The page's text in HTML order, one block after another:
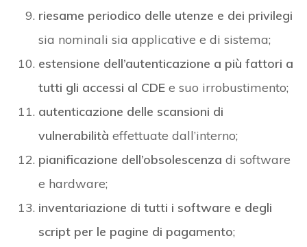
riesame periodico delle utenze e dei privilegi
sia nominali sia applicative e di sistema;
estensione dell’autenticazione a più fattori a
tutti gli accessi al CDE e suo irrobustimento;
autenticazione delle scansioni di
vulnerabilità effettuate dall’interno;
pianificazione dell’obsolescenza di software
e hardware;
inventariazione di tutti i software e degli
script per le pagine di pagamento;